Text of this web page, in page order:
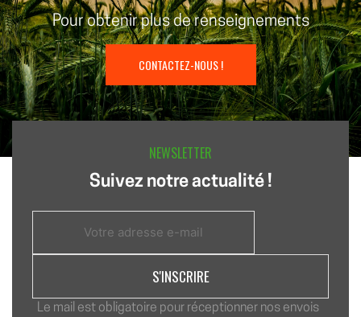
Pour obtenir plus de renseignements
CONTACTEZ-NOUS !
NEWSLETTER
Suivez notre actualité !
Le mail est obligatoire pour réceptionner nos envois